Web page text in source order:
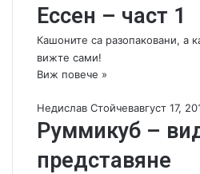
Ессен – част 1
Кашоните са разопаковани, а
вижте сами!
Виж повече »
Недислав Стойчевавгуст 17,
Руммикуб –
представяне